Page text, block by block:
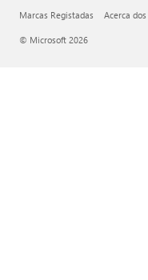
Marcas Registadas Acerca
© Microsoft 2026